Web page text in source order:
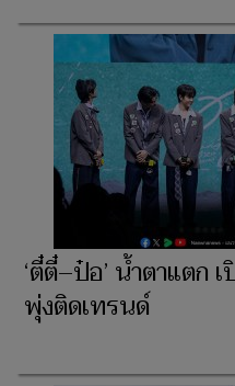
‘ตี๋ตี๋–ป๋อ’ น้ำตาแตก
พุ่งติดเทรนด์